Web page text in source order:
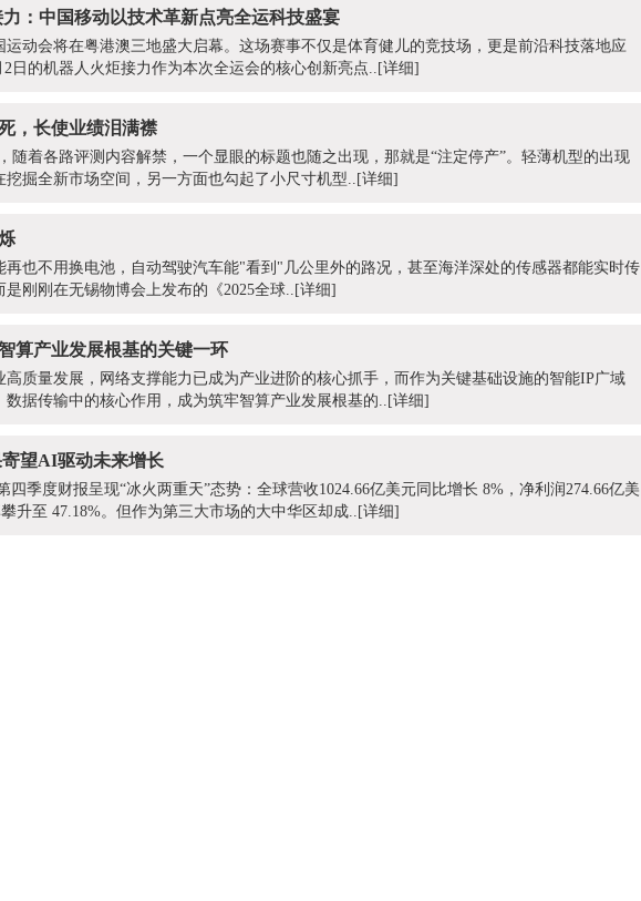
：中国移动以技术革新点亮全运科技盛宴
运动会将在粤港澳三地盛大启幕。这场赛事不仅是体育健儿的竞技场，更是前沿科技落地应
2日的机器人火炬接力作为本次全运会的核心创新亮点.. [详细]
，长使业绩泪满襟
随着各路评测内容解禁，一个显眼的标题也随之出现，那就是“注定停产”。轻薄机型的出现
掘全新市场空间，另一方面也勾起了小尺寸机型.. [详细]
再也不用换电池，自动驾驶汽车能"看到"几公里外的路况，甚至海洋深处的传感器都能实时传
刚刚在无锡物博会上发布的《2025全球.. [详细]
算产业发展根基的关键一环
高质量发展，网络支撑能力已成为产业进阶的核心抓手，而作为关键基础设施的智能IP广域
数据传输中的核心作用，成为筑牢智算产业发展根基的.. [详细]
望AI驱动未来增长
四季度财报呈现“冰火两重天”态势：全球营收1024.66亿美元同比增长 8%，净利润274.66亿美
升至 47.18%。但作为第三大市场的大中华区却成.. [详细]